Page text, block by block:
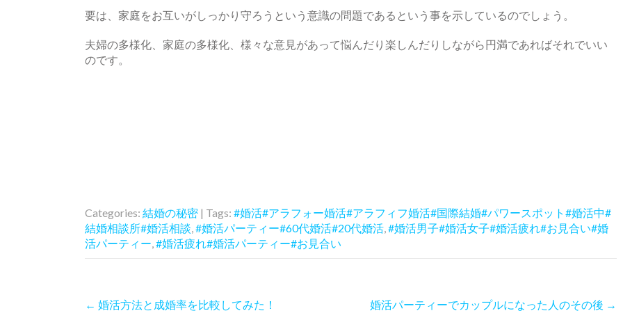
要は、家庭をお互いがしっかり守ろうという意識の問題であるという事を示しているのでしょう。
夫婦の多様化、家庭の多様化、様々な意見があって悩んだり楽しんだりしながら円満であればそれでいい
のです。
Categories: 結婚の秘密 | Tags: #婚活#アラフォー婚活#アラフィフ婚活#国際結婚#パワースポット#婚活中#
結婚相談所#婚活相談,#婚活パーティー#60代婚活#20代婚活,#婚活男子#婚活女子#婚活疲れ#お見合い#婚
活パーティー,#婚活疲れ#婚活パーティー#お見合い
o
← 婚活方法と成婚率を比較してみた！ 婚活パーティーでカップルになった人のその後 →